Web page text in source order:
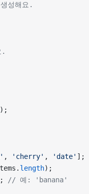
성해요.
.
);
, 'cherry' , 'date' ];
length);
// 예: 'banana'